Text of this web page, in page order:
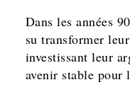
Dans les années
su transformer
investissant leur
avenir stable